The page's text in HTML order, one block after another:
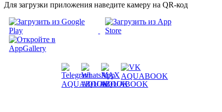
Для загрузки приложения наведите камеру на QR-код